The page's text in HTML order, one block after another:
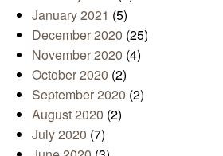
January 2021 (5)
December 2020 (25)
November 2020 (4)
October 2020 (2)
September 2020 (2)
August 2020 (2)
July 2020 (7)